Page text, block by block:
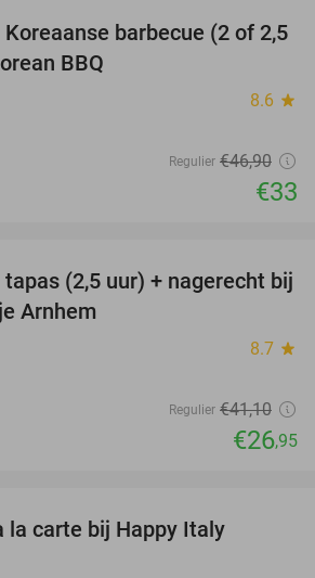
30%
barbecue (2 of 2,5
BBQ
8.6 star
Regulier €46,90
€33
34%
(2,5 uur) + nagerecht bij
Arnhem
8.7 star
Regulier €41,10
€26,95
la carte bij Happy Italy